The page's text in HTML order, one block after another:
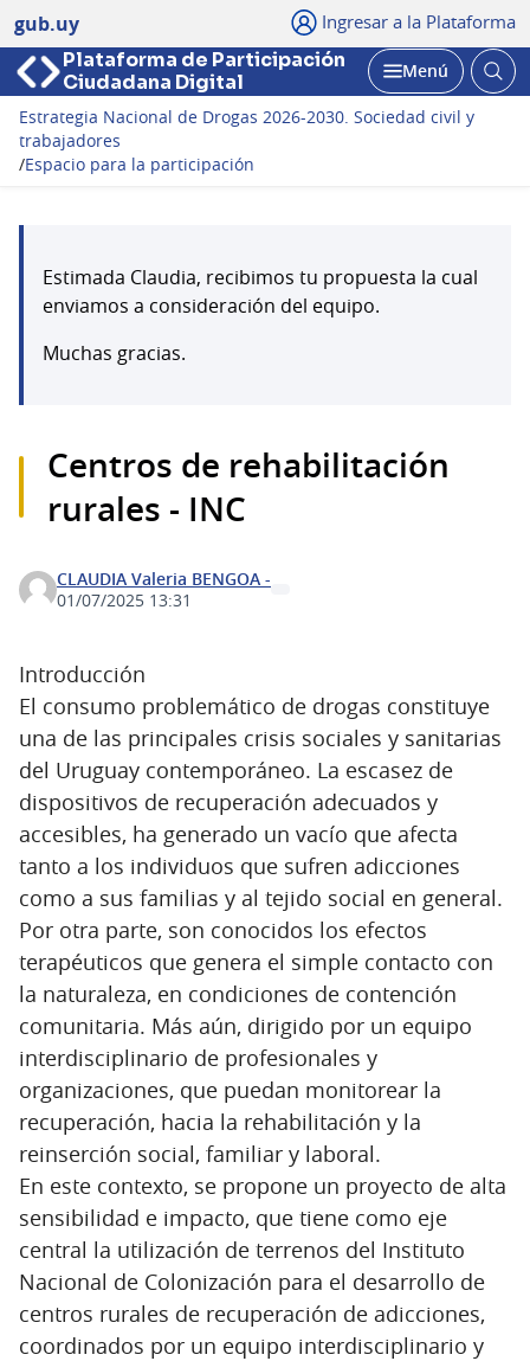
gub.uy Ingresar a la Plataforma
Plataforma de Participación
Ciudadana Digital
Abrir
Menú
Estrategia Nacional de Drogas 2026-2030. Sociedad civil y
trabajadores
/Espacio para la participación
Estimada Claudia, recibimos tu propuesta la cual
enviamos a consideración del equipo.
Muchas gracias.
Centros de rehabilitación
rurales - INC
CLAUDIA Valeria BENGOA -
01/07/2025 13:31
Introducción
El consumo problemático de drogas constituye
una de las principales crisis sociales y sanitarias
del Uruguay contemporáneo. La escasez de
dispositivos de recuperación adecuados y
accesibles, ha generado un vacío que afecta
tanto a los individuos que sufren adicciones
como a sus familias y al tejido social en general.
Por otra parte, son conocidos los efectos
terapéuticos que genera el simple contacto con
la naturaleza, en condiciones de contención
comunitaria. Más aún, dirigido por un equipo
interdisciplinario de profesionales y
organizaciones, que puedan monitorear la
recuperación, hacia la rehabilitación y la
reinserción social, familiar y laboral.
En este contexto, se propone un proyecto de alta
sensibilidad e impacto, que tiene como eje
central la utilización de terrenos del Instituto
Nacional de Colonización para el desarrollo de
centros rurales de recuperación de adicciones,
coordinados por un equipo interdisciplinario y